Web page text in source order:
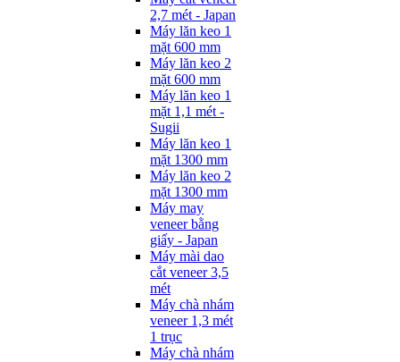
2,7 mét - Japan
Máy lăn keo 1
mặt 600 mm
Máy lăn keo 2
mặt 600 mm
Máy lăn keo 1
mặt 1,1 mét -
Sugii
Máy lăn keo 1
mặt 1300 mm
Máy lăn keo 2
mặt 1300 mm
Máy may
veneer bằng
giấy - Japan
Máy mài dao
cắt veneer 3,5
mét
Máy chà nhám
veneer 1,3 mét
1 trục
Máy chà nhám